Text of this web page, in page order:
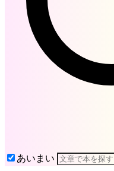
あいまい